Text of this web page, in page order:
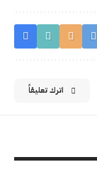
اترك تعليقاً